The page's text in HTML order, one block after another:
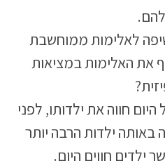
לאלימות ממוחשבת
את האלימות במציאות
חווה את ילדותו, לפני
ילדות הרבה יותר
ילדים חווים היום.